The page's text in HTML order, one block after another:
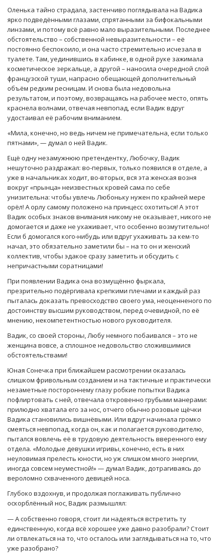
Оленька тайно страдала, застенчиво поглядывала на Вадика
ярко подведёнными глазами, спрятанными за бифокальными
линзами, и потому всё равно мало выразительными. Последнее
обстоятельство – собственной невыразительности – её
постоянно беспокоило, и она часто стремительно исчезала в
туалете. Там, уединившись в кабинке, в одной руке зажимала
косметическое зеркальце, а другой – наносила очередной слой
французской туши, напрасно обещающей дополнительный
объём редким ресницам. И снова была недовольна
результатом, и поэтому, возвращаясь на рабочее место, опять
краснела волнами, отвечая невпопад, если Вадик вдруг
удостаивал её рабочим вниманием.
«Мила, конечно, но ведь ничем не примечательна, если только
пятнами», — думал о ней Вадик.
Ещё одну незамужнюю претендентку, Любочку, Вадик
нешуточно раздражал: во-первых, только появился в отделе, а
уже в начальниках ходит, во-вторых, вся эта женская возня
вокруг «прынца» неизвестных кровей сама по себе
унизительна: чтобы увлечь Любоньку нужен по крайней мере
орёл! А орлу самому положено на принцесс охотиться! А этот
Вадик особых знаков внимания никому не оказывает, никого не
домогается и даже не ухаживает, что особенно возмутительно!
Если б домогался кого-нибудь или вдруг ухаживать за кем-то
начал, это обязательно заметили бы – на то он и женский
коллектив, чтобы эдакое сразу заметить и обсудить с
непричастными соратницами!
При появлении Вадика она возмущённо фыркала,
презрительно подёргивала крепкими плечами и каждый раз
пыталась доказать превосходство своего ума, неоценненого по
достоинству высшим руководством, перед очевидной, по её
мнению, некомпетентностью нового руководителя.
Вадик, со своей стороны, Любу немного побаивался – это не
женщина вовсе, а сплошное недовольство сложившимися
обстоятельствами!
Юная Сонечка при ближайшем рассмотрении оказалась
слишком фривольным созданием и на тактичные и практически
незаметные постороннему глазу робкие попытки Вадика
пофлиртовать с ней, отвечала откровенно грубыми манерами:
прилюдно хватала его за нос, отчего обычно розовые щёчки
Вадика становились вишнёвыми. Или вдруг начинала громко
смеяться невпопад, когда он, как и полагается руководителю,
пытался вовлечь её в трудовую деятельность вверенного ему
отдела. «Молодые девушки игривы, конечно, есть в них
неуловимая прелесть юности, но уж слишком много энергии,
иногда совсем неуместной!» — думал Вадик, дотрагиваясь до
вероломно схваченного девицей носа.
Глубоко вздохнув, и продолжая поглаживать публично
оскорблённый нос, Вадик размышлял:
— А собственно говоря, стоит ли надеяться встретить ту
единственную, когда всё хорошее уже давно разобрали? Стоит
ли отвлекаться на то, что осталось или заглядываться на то, что
уже разобрано?